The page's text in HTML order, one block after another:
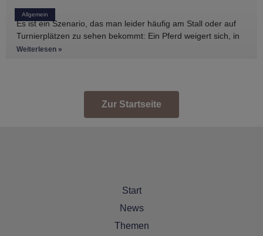
Allgemein
Es ist ein Szenario, das man leider häufig am Stall oder auf
Turnierplätzen zu sehen bekommt: Ein Pferd weigert sich, in
den Anhänger zu
Weiterlesen »
Zur Startseite
Start
News
Themen